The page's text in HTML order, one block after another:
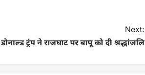
Next:
डोनाल्ड ट्रंप ने राजघाट पर बापू को दी श्रद्धांजलि